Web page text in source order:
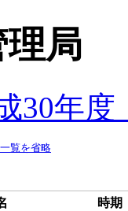
局
30年
一覧を省略
時期